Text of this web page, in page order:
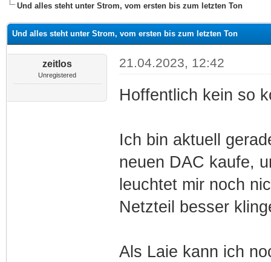
Und alles steht unter Strom, vom ersten bis zum letzten Ton
Und alles steht unter Strom, vom ersten bis zum letzten Ton
zeitlos
Unregistered
21.04.2023, 12:42
Hoffentlich kein so
Ich bin aktuell
neuen DAC kaufe,
leuchtet mir noch
Netzteil besser
Als Laie kann ich